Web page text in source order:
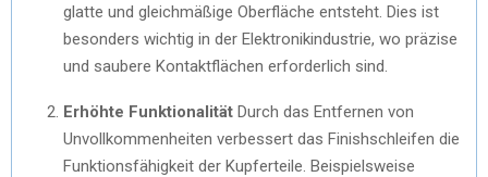
glatte und gleichmäßige Oberfläche entsteht. Dies ist
besonders wichtig in der Elektronikindustrie, wo präzise
und saubere Kontaktflächen erforderlich sind.
Erhöhte Funktionalität Durch das Entfernen von
Unvollkommenheiten verbessert das Finishschleifen die
Funktionsfähigkeit der Kupferteile. Beispielsweise